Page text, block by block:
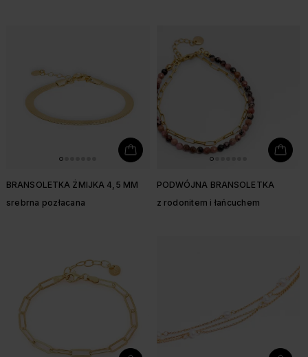
BRANSOLETKA ŻMIJKA 4,5 MM
srebrna pozłacana
PODWÓJNA BRANSOLETKA
z rodonitem i łańcuchem